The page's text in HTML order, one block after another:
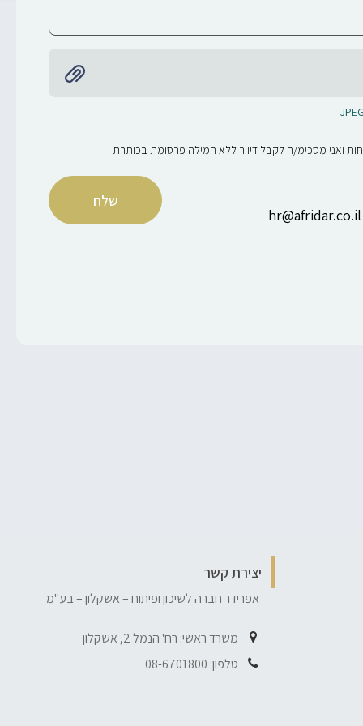
ואני מסכימ/ה לקבל דיוור ללא המילה פרסומת בכותרת
hr@afridar.co.il
יצירת קשר
אפרידר חברה לשיכון ופיתוח – אשקלון – בע"מ
משרד ראשי: רח' הנמל 2, אשקלון
טלפון: 08-6701800